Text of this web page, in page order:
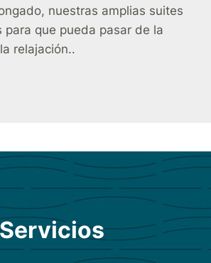
nuestras amplias suites
para que pueda pasar de la
relajación..
Servicios